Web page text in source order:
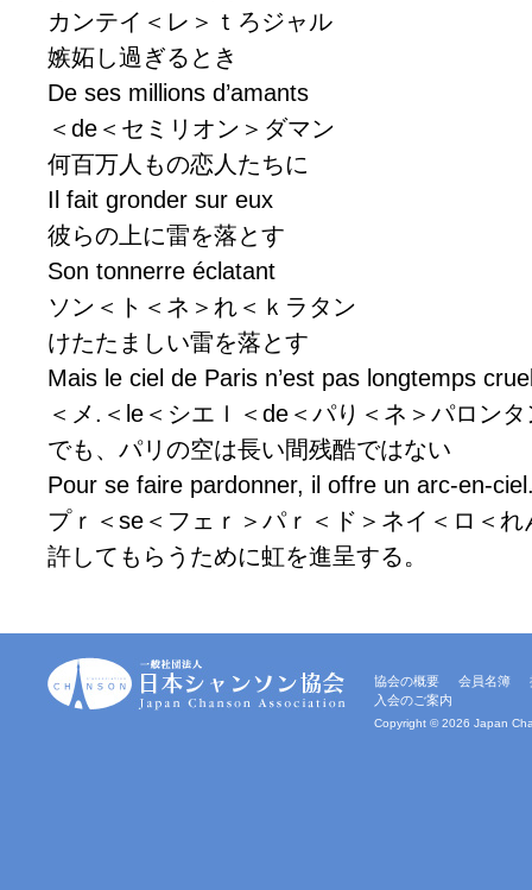
カンテイ＜レ＞ｔろジャル
嫉妬し過ぎるとき
De ses millions d’amants
＜de＜セミリオン＞ダマン
何百万人もの恋人たちに
Il fait gronder sur eux
彼らの上に雷を落とす
Son tonnerre éclatant
ソン＜ト＜ネ＞れ＜ｋラタン
けたたましい雷を落とす
Mais le ciel de Paris n’est pas longtemps
＜メ.＜le＜シエｌ＜de＜パり＜ネ＞パロン
でも、パリの空は長い間残酷ではない
Pour se faire pardonner, il offre un arc-en-
プｒ＜se＜フェｒ＞パｒ＜ド＞ネイ＜ロ＜
許してもらうために虹を進呈する。
一
般
社
協会の概要 会員名簿
入会のご案内
Copyright ©2026 Japan